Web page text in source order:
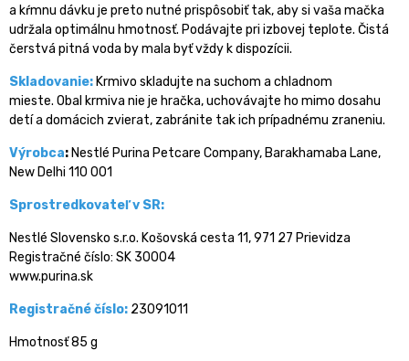
a kŕmnu dávku je preto nutné prispôsobiť tak, aby si vaša mačka
udržala optimálnu hmotnosť. Podávajte pri izbovej teplote. Čistá
čerstvá pitná voda by mala byť vždy k dispozícii.
Skladovanie: Krmivo skladujte na suchom a chladnom
mieste. Obal krmiva nie je hračka, uchovávajte ho mimo dosahu
detí a domácich zvierat, zabránite tak ich prípadnému zraneniu.
Výrobca: Nestlé Purina Petcare Company, Barakhamaba Lane,
New Delhi 110 001
Sprostredkovateľ v SR:
Nestlé Slovensko s.r.o. Košovská cesta 11, 971 27 Prievidza
Registračné číslo: SK 30004
www.purina.sk
Registračné číslo: 23091011
Hmotnosť 85 g